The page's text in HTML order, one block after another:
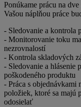
Ponúkame prácu na
Vašou náplňou práce
- Sledovanie a kontrola
- Monitorovanie toku
nezrovnalostí
- Kontrola skladových
- Sledovanie a hlásenie
poškodeného produktu
- Práca s objednávkami
položiek, ktoré sa majú
odosielať